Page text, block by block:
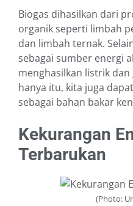
Biogas dihasilkan dari
organik seperti limbah
dan limbah ternak.
sebagai sumber energi
menghasilkan listrik
hanya itu, kita juga
sebagai bahan bakar
Kekurangan
Terbarukan
(Photo: